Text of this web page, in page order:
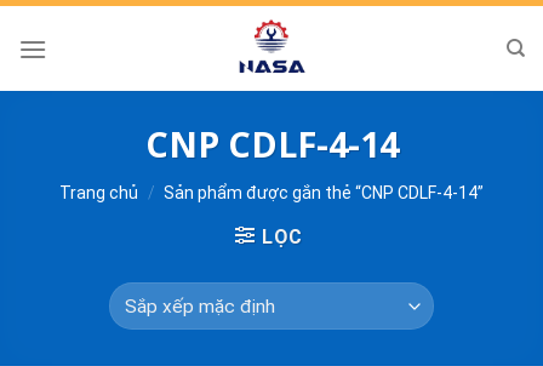
Skip
CNP CDLF-4-14
Trang chủ / Sản phẩm được gắn thẻ “CNP CDLF-4-14”
LỌC